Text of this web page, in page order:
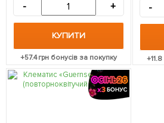
- +
КУПИТИ
+57.4грн бонусів за покупку
-
+11.8